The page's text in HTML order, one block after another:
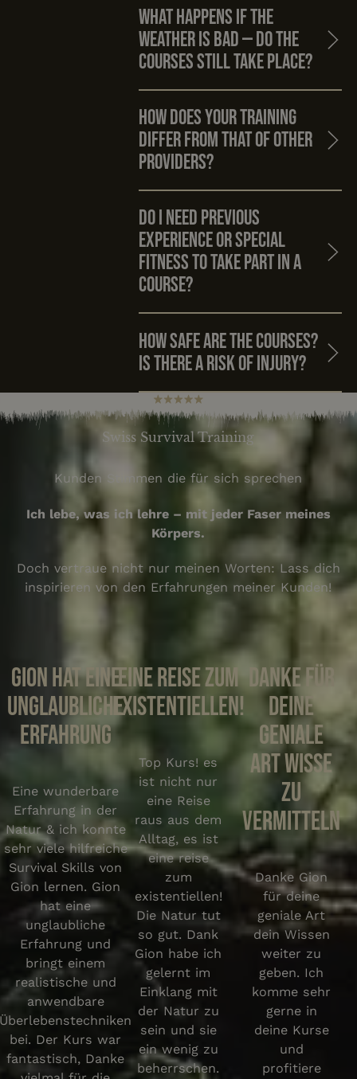
What happens if the
weather is bad — do the
courses still take place?
How does your training
differ from that of other
providers?
Do I need previous
experience or special
fitness to take part in a
course?
How safe are the courses?
Is there a risk of injury?
Swiss Survival Training
Kunden Stimmen die für sich sprechen
Ich lebe, was ich lehre – mit jeder Faser meines
Körpers.
Doch vertraue nicht nur meinen Worten: Lass dich
inspirieren von den Erfahrungen meiner Kunden!
Gion hat eine
unglaubliche
Erfahrung
Eine wunderbare
Erfahrung in der
Natur & ich konnte
sehr viele hilfreiche
Survival Skills von
Gion lernen. Gion
hat eine
unglaubliche
Erfahrung und
bringt einem
realistische und
anwendbare
Überlebenstechniken
bei. Der Kurs war
fantastisch, Danke
Eine Reise zum
existentiellen!
Top Kurs! es
ist nicht nur
eine Reise
raus aus dem
Alltag, es ist
eine reise
zum
existentiellen!
Die Natur tut
so gut. Dank
Gion habe ich
gelernt im
Einklang mit
der Natur zu
sein und sie
ein wenig zu
beherrschen.
Danke für
deine
geniale
Art Wisse
zu
vermitteln
Danke Gion
für deine
geniale Art
dein Wissen
weiter zu
geben. Ich
komme sehr
gerne in
deine Kurse
und
profitiere